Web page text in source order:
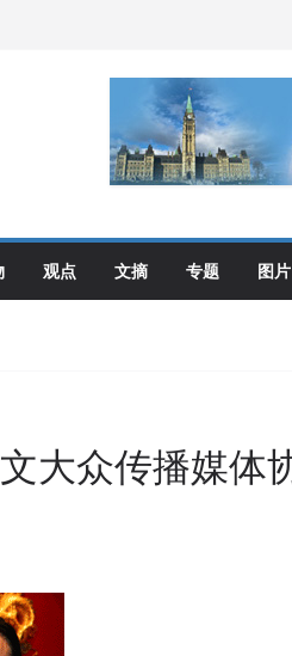
观点 文摘 专题 图片
大众传播媒体